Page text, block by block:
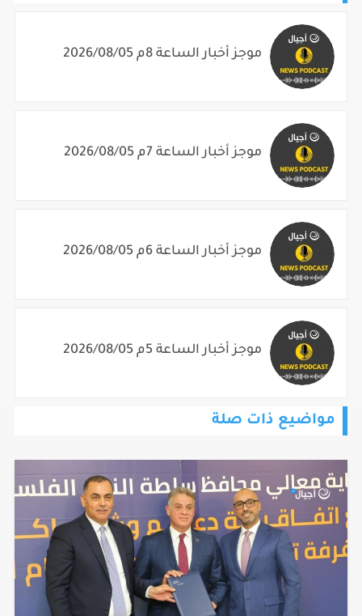
موجز أخبار الساعة 8م 2026/08/05
موجز أخبار الساعة 7م 2026/08/05
موجز أخبار الساعة 6م 2026/08/05
موجز أخبار الساعة 5م 2026/08/05
مواضيع ذات صلة